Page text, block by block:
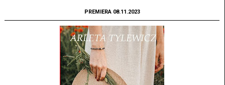
PREMIERA 08.11.2023